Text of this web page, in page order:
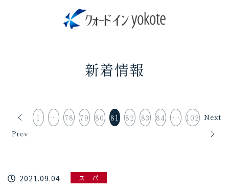
新着情報
Prev
1 … 78 79 80 81 82 83 84 … 102 Next
2021.09.04 ス パ